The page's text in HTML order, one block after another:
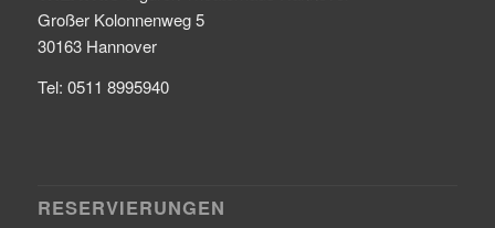
Großer Kolonnenweg 5
30163 Hannover
Tel: 0511 8995940
RESERVIERUNGEN